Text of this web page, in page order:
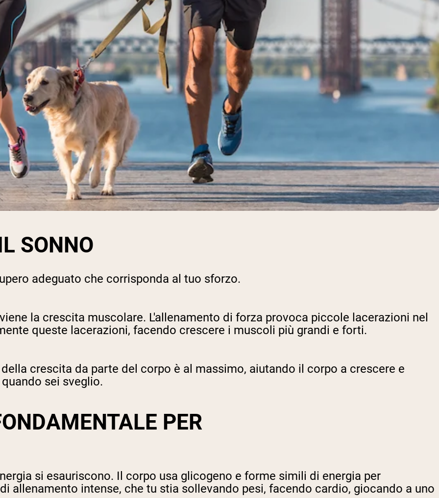
SONNO
adeguato che corrisponda al tuo sforzo.
la crescita muscolare. L'allenamento di forza provoca piccole lacerazioni nel
queste lacerazioni, facendo crescere i muscoli più grandi e forti.
crescita da parte del corpo è al massimo, aiutando il corpo a crescere e
sei sveglio.
PER
si esauriscono. Il corpo usa glicogeno e forme simili di energia per
allenamento intense, che tu stia sollevando pesi, facendo cardio, giocando a uno